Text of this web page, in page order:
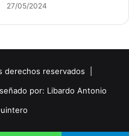
27/05/2024
derechos reservados |
por: Libardo Antonio